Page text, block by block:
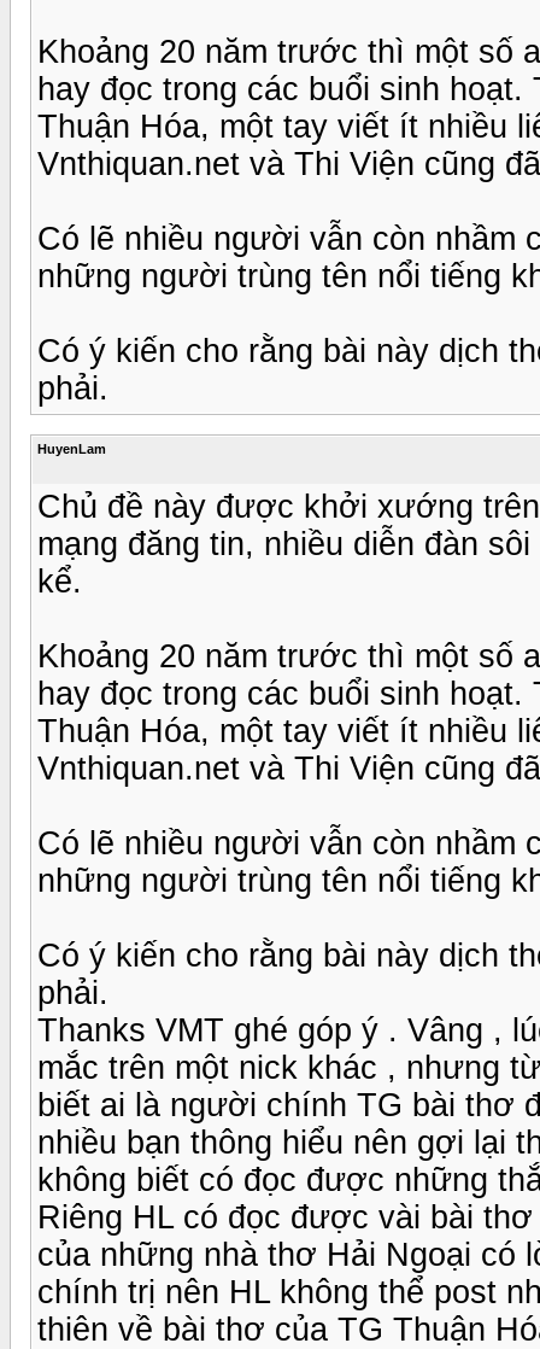
Khoảng 20 năm trước thì một số
hay đọc trong các buổi sinh
Thuận Hóa, một tay viết ít nhiều
Vnthiquan.net và Thi Viện cũng
Có lẽ nhiều người vẫn còn nhầm
những người trùng tên nổi tiếng
Có ý kiến cho rằng bài này dịch
phải.
HuyenLam
Chủ đề này được khởi xướng
mạng đăng tin, nhiều diễn đàn
kể.
Khoảng 20 năm trước thì một số
hay đọc trong các buổi sinh
Thuận Hóa, một tay viết ít nhiều
Vnthiquan.net và Thi Viện cũng
Có lẽ nhiều người vẫn còn nhầm
những người trùng tên nổi tiếng
Có ý kiến cho rằng bài này dịch
phải.
Thanks VMT ghé góp ý . Vâng ,
mắc trên một nick khác , nhưng
biết ai là người chính TG bài thơ
nhiều bạn thông hiểu nên gợi lại
không biết có đọc được những
Riêng HL có đọc được vài bài
của những nhà thơ Hải Ngoại có
chính trị nên HL không thể post
thiên về bài thơ của TG Thuận